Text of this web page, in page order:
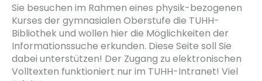
Sie besuchen im Rahmen eines physik-bezogenen
Kurses der gymnasialen Oberstufe die TUHH-
Bibliothek und wollen hier die Möglichkeiten der
Informationssuche erkunden. Diese Seite soll Sie
dabei unterstützen! Der Zugang zu elektronischen
Volltexten funktioniert nur im TUHH-Intranet! Viel